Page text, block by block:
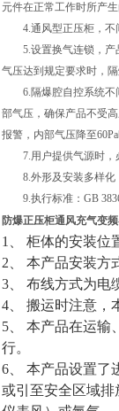
元件在正常工作时所产
4.通风型正压柜，不
5.设置换气连锁，产品
气压达到规定要求时，
6.隔爆腔自控系统不间
部气压，确保产品不受
报警，内部气压降至
7.用户提供气源时，
8.外形及安装多样化
9.执行标准：GB
防爆正压柜通风充气变
1、 柜体的安装位
2、 本产品安装方
3、 布线方式为电
4、 搬运时注意，
5、 本产品在运输
行。
6、 本产品设置了
或引至安全区域排